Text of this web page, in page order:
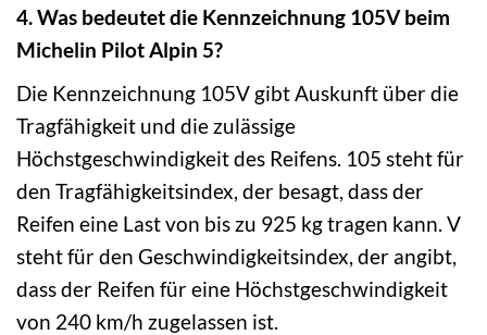
4. Was bedeutet die Kennzeichnung 105V beim
Michelin Pilot Alpin 5?
Die Kennzeichnung 105V gibt Auskunft über die
Tragfähigkeit und die zulässige
Höchstgeschwindigkeit des Reifens. 105 steht für
den Tragfähigkeitsindex, der besagt, dass der
Reifen eine Last von bis zu 925 kg tragen kann. V
steht für den Geschwindigkeitsindex, der angibt,
dass der Reifen für eine Höchstgeschwindigkeit
von 240 km/h zugelassen ist.